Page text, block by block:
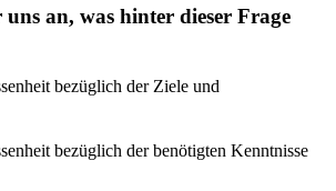
uns an, was hinter dieser Frage
bezüglich der Ziele und
bezüglich der benötigten Kenntnisse